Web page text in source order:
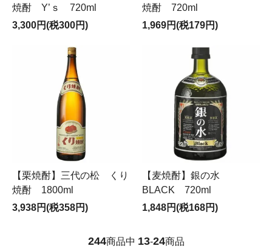
焼酎 Y’ｓ 720ml
3,300円(税300円)
焼酎 720ml
1,969円(税179円)
【栗焼酎】三代の松 くり
焼酎 1800ml
3,938円(税358円)
【麦焼酎】銀の水
BLACK 720ml
1,848円(税168円)
244商品中 13-24商品